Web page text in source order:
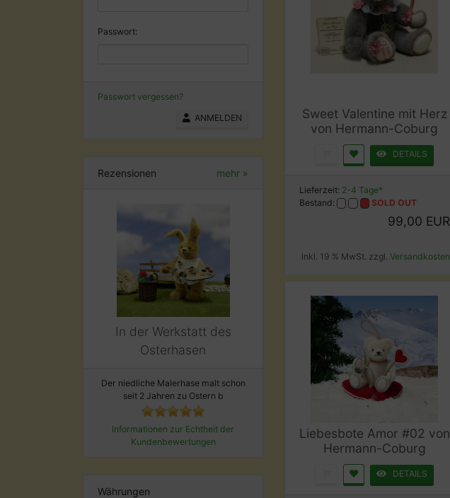
Passwort:
Passwort vergessen?
ANMELDEN
Rezensionen mehr »
In der Werkstatt des
Osterhasen
Der niedliche Malerhase malt schon
seit 2 Jahren zu Ostern b
Informationen zur Echtheit der
Kundenbewertungen
Währungen
Sweet Valentine mit Herz
von Hermann-Coburg
DETAILS
Lieferzeit: 2-4 Tage*
Bestand:
SOLD OUT
99,00 EUR
inkl. 19 % MwSt. zzgl. Versandkosten
Liebesbote Amor #02 von
Hermann-Coburg
DETAILS